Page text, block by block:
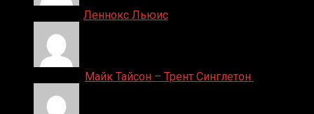
Леннокс Льюис
Майк Тайсон – Трент Синглетон